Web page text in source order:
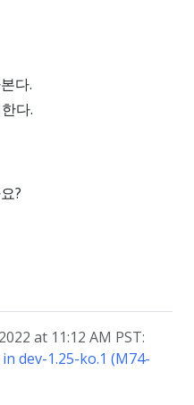
다.
다.
?
at 11:12 AM PST:
dev-1.25-ko.1 (M74-